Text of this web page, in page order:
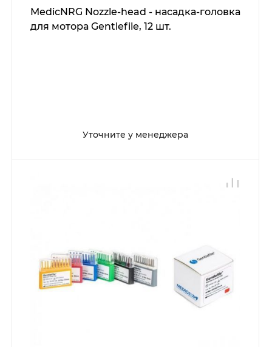
MedicNRG Nozzle-head - насадка-головка
для мотора Gentlefile, 12 шт.
Уточните у менеджера